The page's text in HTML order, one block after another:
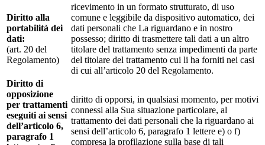
Diritto alla
portabilità dei
dati:
(art. 20 del
Regolamento)
ricevimento in un formato strutturato, di uso
comune e leggibile da dispositivo automatico, dei
dati personali che La riguardano e in nostro
possesso; diritto di trasmettere tali dati a un altro
titolare del trattamento senza impedimenti da parte
del titolare del trattamento cui li ha forniti nei casi
di cui all’articolo 20 del Regolamento.
Diritto di
opposizione
per trattamenti
eseguiti ai sensi
dell’articolo 6,
paragrafo 1
diritto di opporsi, in qualsiasi momento, per motivi
connessi alla Sua situazione particolare, al
trattamento dei dati personali che la riguardano ai
sensi dell’articolo 6, paragrafo 1 lettere e) o f)
compresa la profilazione sulla base di tali